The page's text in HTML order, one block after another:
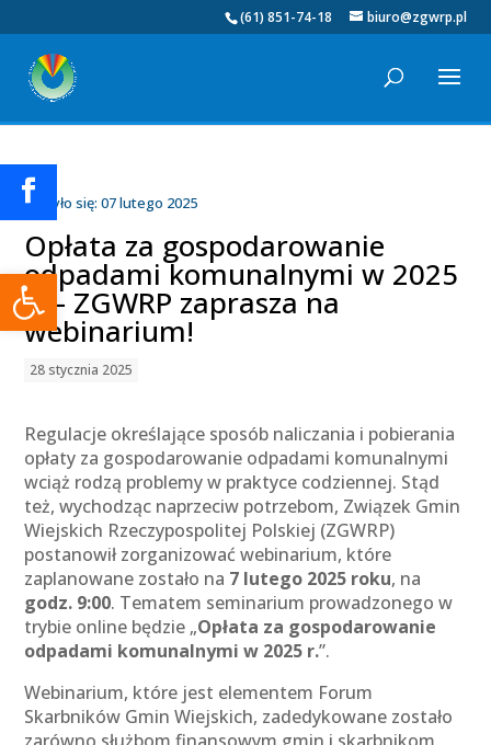
Otwórz pasek narzędzi
(61) 851-74-18 biuro@zgwrp.pl
Odbyło się: 07 lutego 2025
Opłata za gospodarowanie
odpadami komunalnymi w 2025
r. – ZGWRP zaprasza na
webinarium!
28 stycznia 2025
Regulacje określające sposób naliczania i pobierania
opłaty za gospodarowanie odpadami komunalnymi
wciąż rodzą problemy w praktyce codziennej. Stąd
też, wychodząc naprzeciw potrzebom, Związek Gmin
Wiejskich Rzeczypospolitej Polskiej (ZGWRP)
postanowił zorganizować webinarium, które
zaplanowane zostało na 7 lutego 2025 roku, na
godz. 9:00. Tematem seminarium prowadzonego w
trybie online będzie „Opłata za gospodarowanie
odpadami komunalnymi w 2025 r.”.
Webinarium, które jest elementem Forum
Skarbników Gmin Wiejskich, zadedykowane zostało